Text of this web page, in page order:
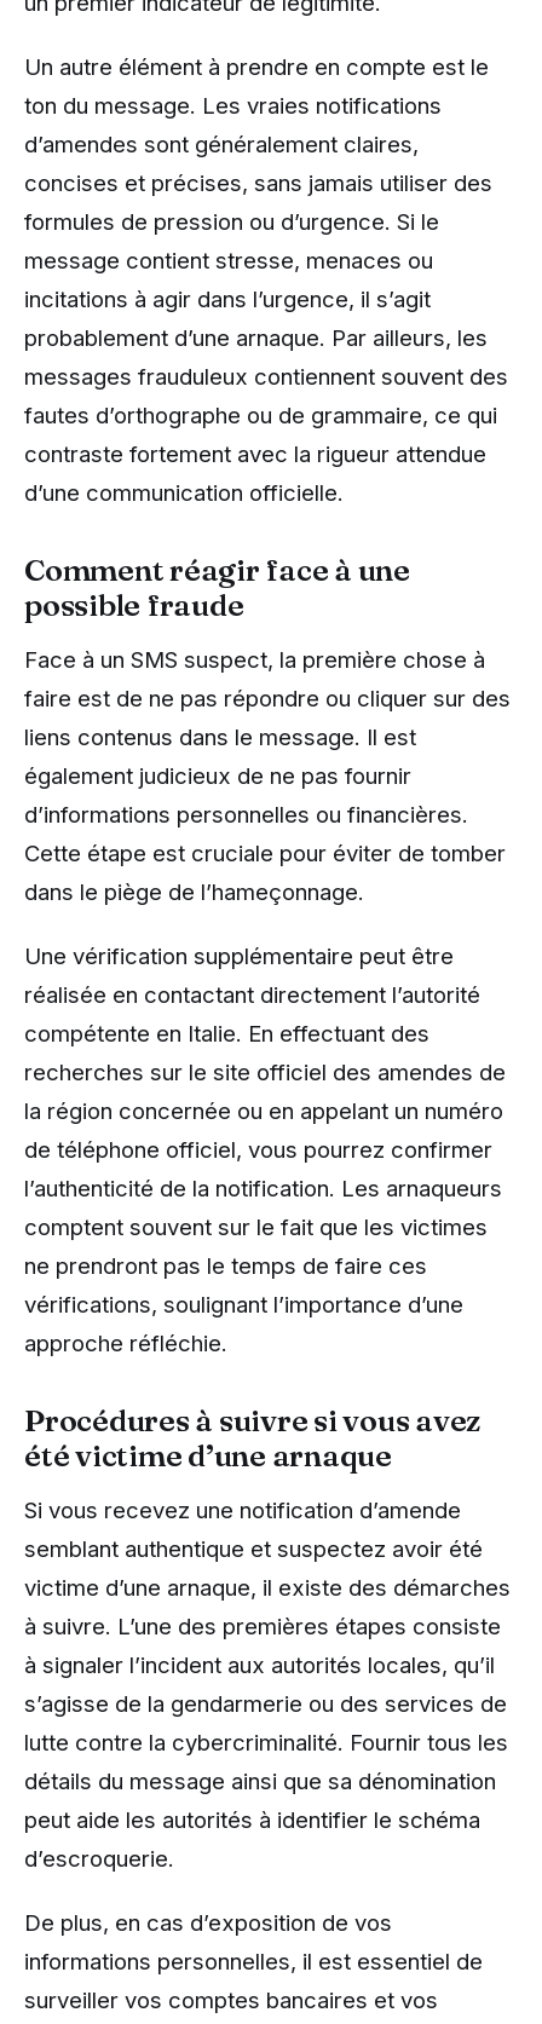
Un autre élément à prendre en compte est le
ton du message. Les vraies notifications
d’amendes sont généralement claires,
concises et précises, sans jamais utiliser des
formules de pression ou d’urgence. Si le
message contient stresse, menaces ou
incitations à agir dans l’urgence, il s’agit
probablement d’une arnaque. Par ailleurs, les
messages frauduleux contiennent souvent des
fautes d’orthographe ou de grammaire, ce qui
contraste fortement avec la rigueur attendue
d’une communication officielle.
Comment réagir face à une
possible fraude
Face à un SMS suspect, la première chose à
faire est de ne pas répondre ou cliquer sur des
liens contenus dans le message. Il est
également judicieux de ne pas fournir
d’informations personnelles ou financières.
Cette étape est cruciale pour éviter de tomber
dans le piège de l’hameçonnage.
Une vérification supplémentaire peut être
réalisée en contactant directement l’autorité
compétente en Italie. En effectuant des
recherches sur le site officiel des amendes de
la région concernée ou en appelant un numéro
de téléphone officiel, vous pourrez confirmer
l’authenticité de la notification. Les arnaqueurs
comptent souvent sur le fait que les victimes
ne prendront pas le temps de faire ces
vérifications, soulignant l’importance d’une
approche réfléchie.
Procédures à suivre si vous avez
été victime d’une arnaque
Si vous recevez une notification d’amende
semblant authentique et suspectez avoir été
victime d’une arnaque, il existe des démarches
à suivre. L’une des premières étapes consiste
à signaler l’incident aux autorités locales, qu’il
s’agisse de la gendarmerie ou des services de
lutte contre la cybercriminalité. Fournir tous les
détails du message ainsi que sa dénomination
peut aide les autorités à identifier le schéma
d’escroquerie.
De plus, en cas d’exposition de vos
informations personnelles, il est essentiel de
surveiller vos comptes bancaires et vos